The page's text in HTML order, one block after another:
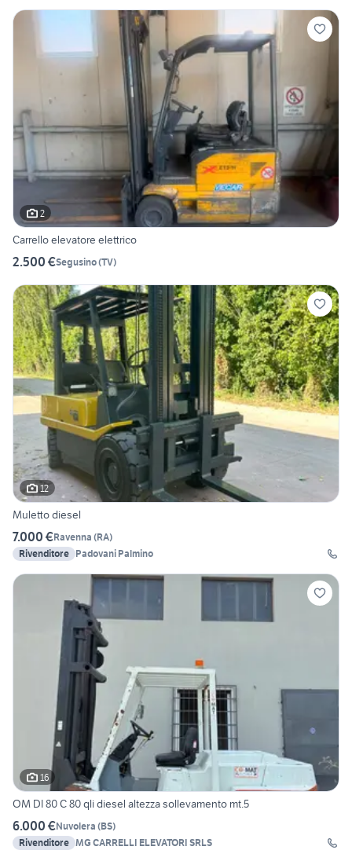
2
Carrello elevatore elettrico
2.500 €Segusino(TV)
12
Muletto diesel
7.000 €Ravenna (RA)
Rivenditore Padovani Palmino
16
OM DI 80 C 80 qli diesel altezza sollevamento mt.5
6.000 €Nuvolera (BS)
Rivenditore MG CARRELLI ELEVATORI SRLS